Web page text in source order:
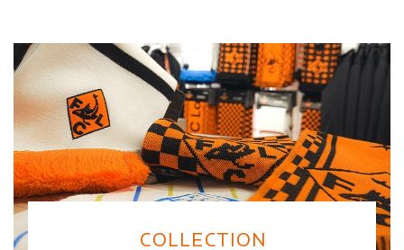
COLLECTION